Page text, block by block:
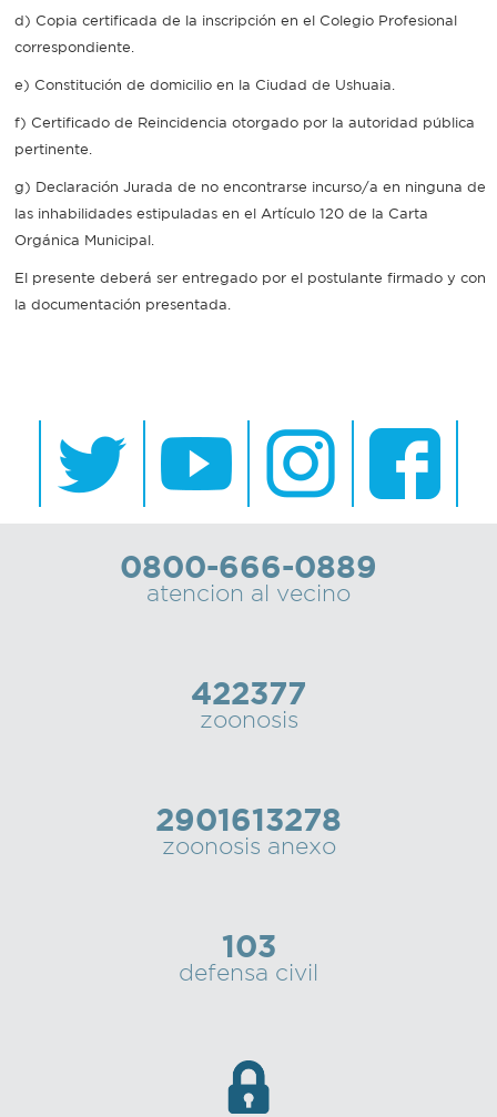
d) Copia certificada de la inscripción en el Colegio Profesional
correspondiente.
e) Constitución de domicilio en la Ciudad de Ushuaia.
f) Certificado de Reincidencia otorgado por la autoridad pública
pertinente.
g) Declaración Jurada de no encontrarse incurso/a en ninguna de
las inhabilidades estipuladas en el Artículo 120 de la Carta
Orgánica Municipal.
El presente deberá ser entregado por el postulante firmado y con
la documentación presentada.
0800-666-0889
atencion al vecino
422377
zoonosis
2901613278
zoonosis anexo
103
defensa civil